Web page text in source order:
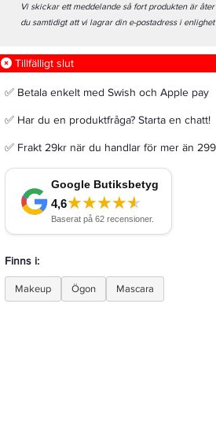
Vi skickar ett meddelande så fort produkten är
du samtidigt att vi lagrar din e-postadress i
Tillfälligt slut
✅ Betala enkelt med Swish och Apple pay
✅ Har du en produktfråga? Starta en chatt!
✅ Frakt 29kr när du handlar för mer än
Finns i:
Makeup Ögon Mascara